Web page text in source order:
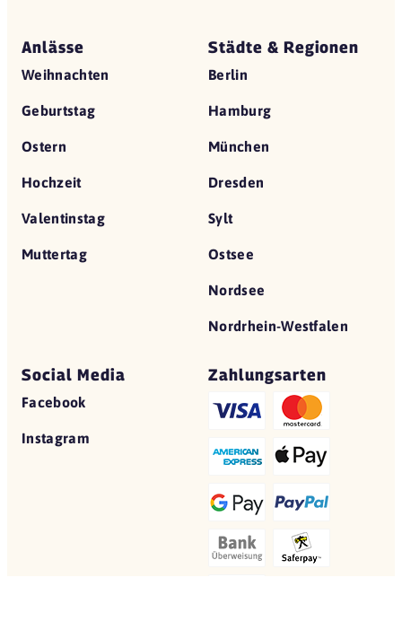
Anlässe
Weihnachten
Geburtstag
Ostern
Hochzeit
Valentinstag
Muttertag
Städte & Regionen
Berlin
Hamburg
München
Dresden
Sylt
Ostsee
Nordsee
Nordrhein-Westfalen
Social Media
Facebook
Instagram
Zahlungsarten